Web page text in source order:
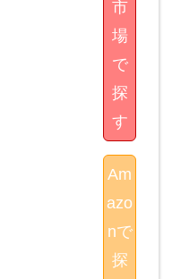
市
場
で
探
す
Am
azo
nで
探